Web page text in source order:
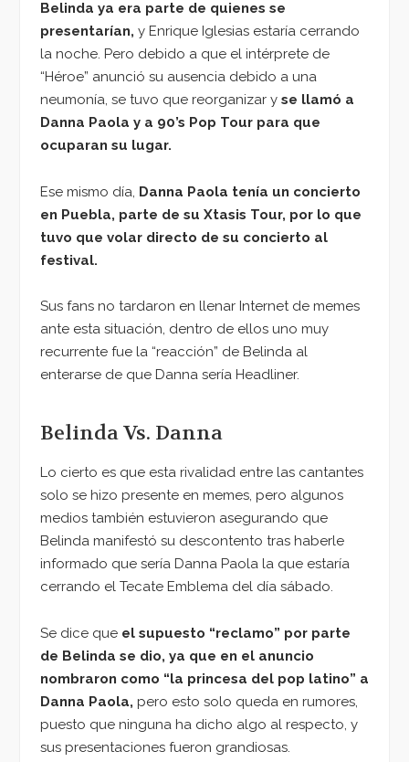
Belinda ya era parte de quienes se
presentarían, y Enrique Iglesias estaría cerrando
la noche. Pero debido a que el intérprete de
“Héroe” anunció su ausencia debido a una
neumonía, se tuvo que reorganizar y se llamó a
Danna Paola y a 90’s Pop Tour para que
ocuparan su lugar.
Ese mismo día, Danna Paola tenía un concierto
en Puebla, parte de su Xtasis Tour, por lo que
tuvo que volar directo de su concierto al
festival.
Sus fans no tardaron en llenar Internet de memes
ante esta situación, dentro de ellos uno muy
recurrente fue la “reacción” de Belinda al
enterarse de que Danna sería Headliner.
Belinda Vs. Danna
Lo cierto es que esta rivalidad entre las cantantes
solo se hizo presente en memes, pero algunos
medios también estuvieron asegurando que
Belinda manifestó su descontento tras haberle
informado que sería Danna Paola la que estaría
cerrando el Tecate Emblema del día sábado.
Se dice que el supuesto “reclamo” por parte
de Belinda se dio, ya que en el anuncio
nombraron como “la princesa del pop latino” a
Danna Paola, pero esto solo queda en rumores,
puesto que ninguna ha dicho algo al respecto, y
sus presentaciones fueron grandiosas.